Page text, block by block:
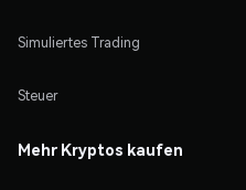
Simuliertes Trading
Steuer
Mehr Kryptos kaufen